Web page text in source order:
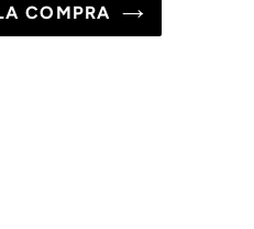
COMPRA